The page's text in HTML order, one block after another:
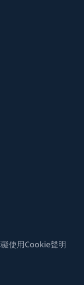
使用Cookie聲明